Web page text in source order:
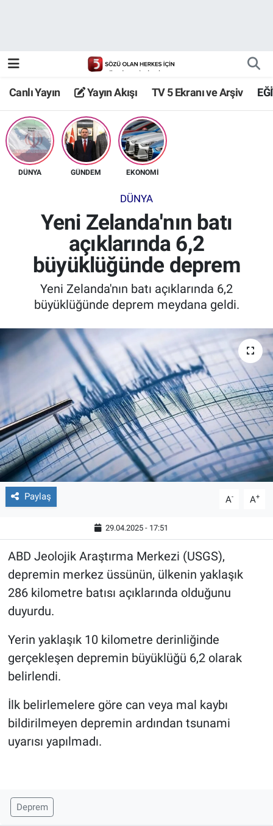
Canlı Yayın Yayın Akışı TV 5 Ekranı ve Arşiv
DÜNYA GÜNDEM EKONOMİ
DÜNYA
Yeni Zelanda'nın batı
açıklarında 6,2
büyüklüğünde deprem
Yeni Zelanda'nın batı açıklarında 6,2
büyüklüğünde deprem meydana geldi.
Paylaş A- A+
29.04.2025 - 17:51
ABD Jeolojik Araştırma Merkezi (USGS),
depremin merkez üssünün, ülkenin yaklaşık
286 kilometre batısı açıklarında olduğunu
duyurdu.
Yerin yaklaşık 10 kilometre derinliğinde
gerçekleşen depremin büyüklüğü 6,2 olarak
belirlendi.
İlk belirlemelere göre can veya mal kaybı
bildirilmeyen depremin ardından tsunami
uyarısı yapılmadı.
Deprem
TV 5 Ekranı ve Arşiv